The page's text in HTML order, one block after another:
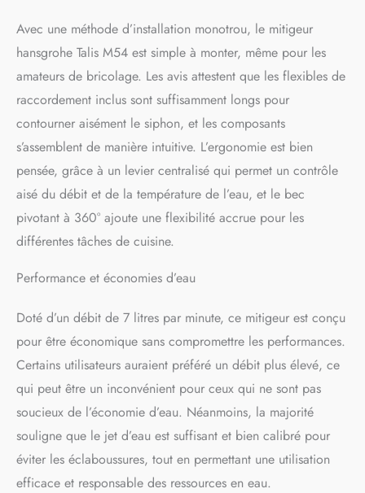
s’élimine sans effort en
essuyant l’embout en
silicone du bec
(QuickClean)
Avec une méthode d’installation monotrou, le mitigeur
hansgrohe Talis M54 est simple à monter, même pour les
amateurs de bricolage. Les avis attestent que les flexibles de
raccordement inclus sont suffisamment longs pour
contourner aisément le siphon, et les composants
s’assemblent de manière intuitive. L’ergonomie est bien
pensée, grâce à un levier centralisé qui permet un contrôle
aisé du débit et de la température de l’eau, et le bec
pivotant à 360° ajoute une flexibilité accrue pour les
différentes tâches de cuisine.
Performance et économies d’eau
Doté d’un débit de 7 litres par minute, ce mitigeur est conçu
pour être économique sans compromettre les performances.
Certains utilisateurs auraient préféré un débit plus élevé, ce
qui peut être un inconvénient pour ceux qui ne sont pas
soucieux de l’économie d’eau. Néanmoins, la majorité
souligne que le jet d’eau est suffisant et bien calibré pour
éviter les éclaboussures, tout en permettant une utilisation
efficace et responsable des ressources en eau.